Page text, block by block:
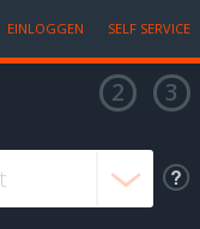
EINLOGGEN SELF SERVICE